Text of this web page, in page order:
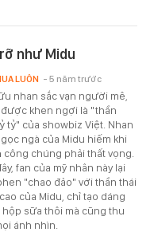
như Midu
nhan sắc vạn người mê,
được khen ngợi là "thần
tỷ" của showbiz Việt. Nhan
ngà của Midu hiếm khi
công chúng phải thất vọng.
fan của mỹ nhân này lại
"chao đảo" với thần thái
của Midu, chỉ tạo dáng
hộp sữa thôi mà cũng thu
ánh nhìn.
LUÔN - 5 năm trước